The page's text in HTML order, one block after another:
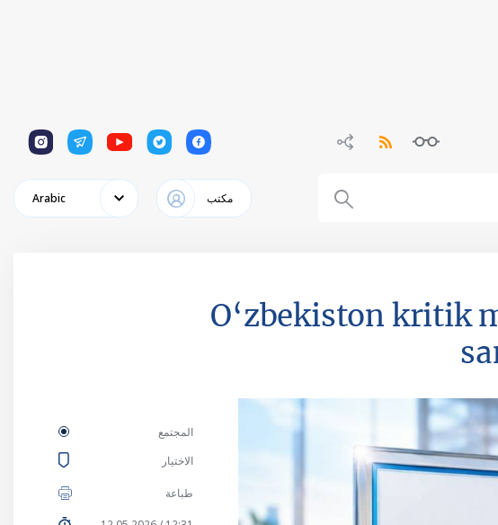
1
1
1
1
1
مكتب Arabic
O‘zbekiston kritik
المجتمع
الاختيار
طباعة